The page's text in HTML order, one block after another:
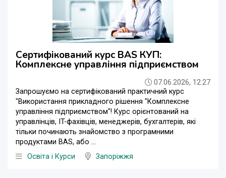
Сертифікований курс BAS КУП:
Комплексне управління підприємством
07.06.2026, 12:27
Запрошуємо на сертифікований практичний курс
"Використання прикладного рішення "Комплексне
управління підприємством"! Курс орієнтований на
управлінців, IT-фахівців, менеджерів, бухгалтерів, які
тільки починають знайомство з програмними
продуктами BAS, або ...
Освіта і Курси
Запоріжжя